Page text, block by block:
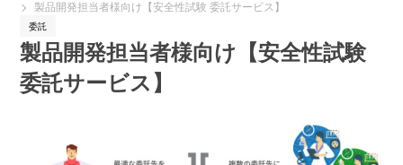
製品開発担当者様向け【安全性試験 委託サービス】
委託
製品開発担当者様向け【安全性試験
委託サービス】